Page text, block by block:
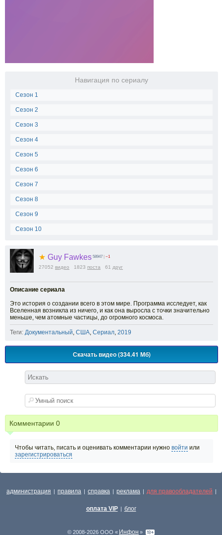
Навигация по сериалу
Сезон 1
Сезон 2
Сезон 3
Сезон 4
Сезон 5
Сезон 6
Сезон 7
Сезон 8
Сезон 9
Сезон 10
★ Guy Fawkes 58947 −1
27052 видео 1823 поста 61 друг
Описание сериала
Это история о создании всего в этом мире. Программа исследует, как
Вселенная возникла из ничего, и как она выросла с точки значительно
меньше, чем атомные частицы, до огромного космоса.
Теги: Документальный, США, Сериал, 2019
Скачать видео (334.41 Мб)
Комментарии 0
Чтобы читать, писать и оценивать комментарии нужно войти или
зарегистрироваться
администрация | правила | справка | реклама | для правообладателей |
оплата VIP | блог
© 2008-2026 ООО « Инфон »